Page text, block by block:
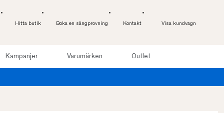
Hitta butik Boka en sängprovning Kontakt Visa kundvagn
Kampanjer Varumärken Outlet
Läs mer